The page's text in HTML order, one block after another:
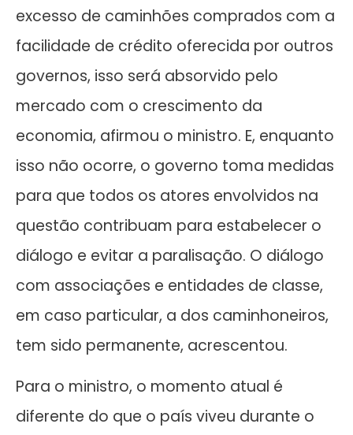
excesso de caminhões comprados com a
facilidade de crédito oferecida por outros
governos, isso será absorvido pelo
mercado com o crescimento da
economia, afirmou o ministro. E, enquanto
isso não ocorre, o governo toma medidas
para que todos os atores envolvidos na
questão contribuam para estabelecer o
diálogo e evitar a paralisação. O diálogo
com associações e entidades de classe,
em caso particular, a dos caminhoneiros,
tem sido permanente, acrescentou.
Para o ministro, o momento atual é
diferente do que o país viveu durante o